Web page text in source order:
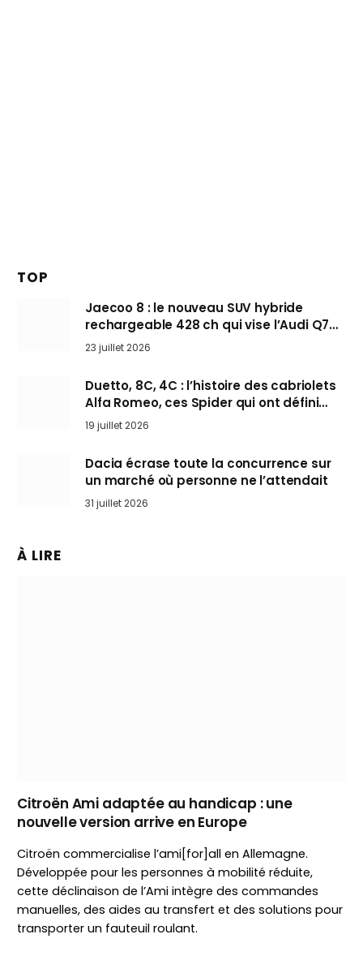
TOP
Jaecoo 8 : le nouveau SUV hybride
rechargeable 428 ch qui vise l’Audi Q7
arrive en Europe cet automne
23 juillet 2026
Duetto, 8C, 4C : l’histoire des cabriolets
Alfa Romeo, ces Spider qui ont défini
l’art de rouler cheveux au vent
19 juillet 2026
Dacia écrase toute la concurrence sur
un marché où personne ne l’attendait
31 juillet 2026
À LIRE
Citroën Ami adaptée au handicap : une
nouvelle version arrive en Europe
Citroën commercialise l’ami[for]all en Allemagne.
Développée pour les personnes à mobilité réduite,
cette déclinaison de l’Ami intègre des commandes
manuelles, des aides au transfert et des solutions pour
transporter un fauteuil roulant.